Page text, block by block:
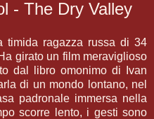
- The Dry Valley
timida ragazza russa di 34
girato un film meraviglioso
dal libro omonimo di Ivan
di un mondo lontano, nel
padronale immersa nella
scorre lento, i gesti sono